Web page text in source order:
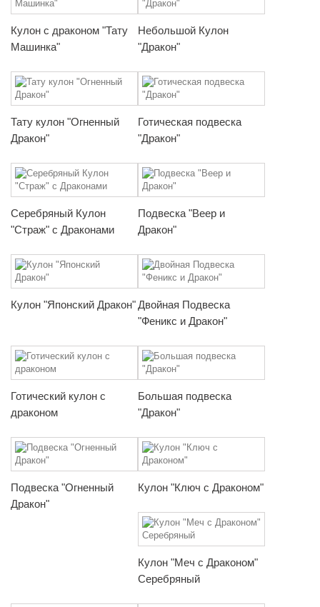
Кулон с драконом "Тату
Машинка"
Небольшой Кулон
"Дракон"
Тату кулон "Огненный
Дракон"
Готическая подвеска
"Дракон"
Серебряный Кулон
"Страж" с Драконами
Подвеска "Веер и
Дракон"
Кулон "Японский Дракон"Двойная Подвеска
"Феникс и Дракон"
Готический кулон с
драконом
Большая подвеска
"Дракон"
Подвеска "Огненный
Дракон"
Кулон "Ключ с Драконом"
Кулон "Меч с Драконом"
Серебряный